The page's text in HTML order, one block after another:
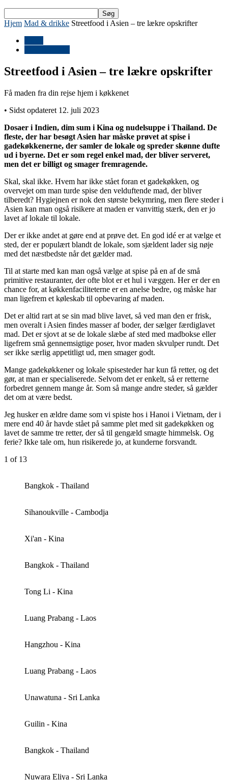
Hjem Mad & drikke Streetfood i Asien – tre lækre opskrifter
Streetfood i Asien – tre lækre opskrifter
Få maden fra din rejse hjem i køkkenet
• Sidst opdateret 12. juli 2023
Dosaer i Indien, dim sum i Kina og nudelsuppe i Thailand. De
fleste, der har besøgt Asien har måske prøvet at spise i
gadekøkkenerne, der samler de lokale og spreder skønne dufte
ud i byerne. Det er som regel enkel mad, der bliver serveret,
men det er billigt og smager fremragende.
Skal, skal ikke. Hvem har ikke stået foran et gadekøkken, og
overvejet om man turde spise den velduftende mad, der bliver
tilberedt? Hygiejnen er nok den største bekymring, men flere steder i
Asien kan man også risikere at maden er vanvittig stærk, den er jo
lavet af lokale til lokale.
Der er ikke andet at gøre end at prøve det. En god idé er at vælge et
sted, der er populært blandt de lokale, som sjældent lader sig nøje
med det næstbedste når det gælder mad.
Til at starte med kan man også vælge at spise på en af de små
primitive restauranter, der ofte blot er et hul i væggen. Her er der en
chance for, at køkkenfaciliteterne er en anelse bedre, og måske har
man ligefrem et køleskab til opbevaring af maden.
Det er altid rart at se sin mad blive lavet, så ved man den er frisk,
men overalt i Asien findes masser af boder, der sælger færdiglavet
mad. Det er sjovt at se de lokale slæbe af sted med madbokse eller
ligefrem små gennemsigtige poser, hvor maden skvulper rundt. Det
ser ikke særlig appetitligt ud, men smager godt.
Mange gadekøkkener og lokale spisesteder har kun få retter, og det
gør, at man er specialiserede. Selvom det er enkelt, så er retterne
forbedret gennem mange år. Som så mange andre steder, så gælder
det om at være bedst.
Jeg husker en ældre dame som vi spiste hos i Hanoi i Vietnam, der i
mere end 40 år havde stået på samme plet med sit gadekøkken og
lavet de samme tre retter, der så til gengæld smagte himmelsk. Og
ferie? Ikke tale om, hun risikerede jo, at kunderne forsvandt.
1 of 13
Bangkok - Thailand
Sihanoukville - Cambodja
Xi'an - Kina
Bangkok - Thailand
Tong Li - Kina
Luang Prabang - Laos
Hangzhou - Kina
Luang Prabang - Laos
Unawatuna - Sri Lanka
Guilin - Kina
Bangkok - Thailand
Nuwara Eliya - Sri Lanka